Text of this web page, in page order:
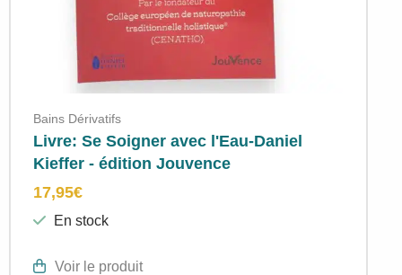
Bains Dérivatifs
Livre: Se Soigner avec l'Eau-Daniel
Kieffer - édition Jouvence
17,95€
En stock
Voir le produit